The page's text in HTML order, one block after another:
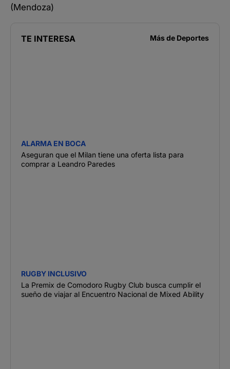
(Mendoza)
TE INTERESA Más de Deportes
ALARMA EN BOCA
Aseguran que el Milan tiene una oferta lista para
comprar a Leandro Paredes
RUGBY INCLUSIVO
La Premix de Comodoro Rugby Club busca cumplir el
sueño de viajar al Encuentro Nacional de Mixed Ability